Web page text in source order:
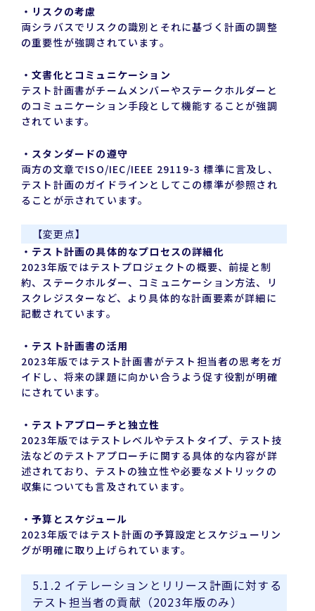
・リスクの考慮
両シラバスでリスクの識別とそれに基づく計画の調整
の重要性が強調されています。
・文書化とコミュニケーション
テスト計画書がチームメンバーやステークホルダーと
のコミュニケーション手段として機能することが強調
されています。
・スタンダードの遵守
両方の文章でISO/IEC/IEEE 29119-3 標準に言及し、
テスト計画のガイドラインとしてこの標準が参照され
ることが示されています。
【変更点】
・テスト計画の具体的なプロセスの詳細化
2023年版ではテストプロジェクトの概要、前提と制
約、ステークホルダー、コミュニケーション方法、リ
スクレジスターなど、より具体的な計画要素が詳細に
記載されています。
・テスト計画書の活用
2023年版ではテスト計画書がテスト担当者の思考をガ
イドし、将来の課題に向かい合うよう促す役割が明確
にされています。
・テストアプローチと独立性
2023年版ではテストレベルやテストタイプ、テスト技
法などのテストアプローチに関する具体的な内容が詳
述されており、テストの独立性や必要なメトリックの
収集についても言及されています。
・予算とスケジュール
2023年版ではテスト計画の予算設定とスケジューリン
グが明確に取り上げられています。
5.1.2 イテレーションとリリース計画に対する
テスト担当者の貢献（2023年版のみ）